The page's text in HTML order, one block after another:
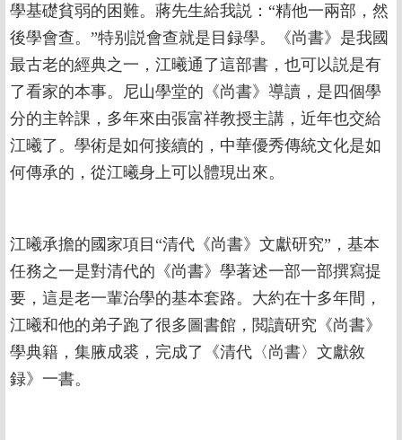
學基礎貧弱的困難。蔣先生給我説：“精他一兩部，然
後學會查。”特别説會查就是目録學。《尚書》是我國
最古老的經典之一，江曦通了這部書，也可以説是有
了看家的本事。尼山學堂的《尚書》導讀，是四個學
分的主幹課，多年來由張富祥教授主講，近年也交給
江曦了。學術是如何接續的，中華優秀傳統文化是如
何傳承的，從江曦身上可以體現出來。
江曦承擔的國家項目“清代《尚書》文獻研究”，基本
任務之一是對清代的《尚書》學著述一部一部撰寫提
要，這是老一輩治學的基本套路。大約在十多年間，
江曦和他的弟子跑了很多圖書館，閲讀研究《尚書》
學典籍，集腋成裘，完成了《清代〈尚書〉文獻敘
録》一書。